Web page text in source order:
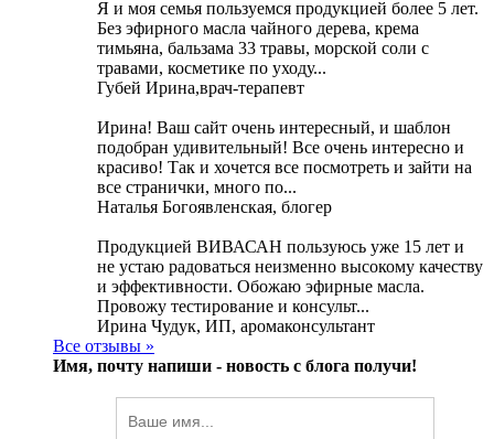
Я и моя семья пользуемся продукцией более 5 лет.
Без эфирного масла чайного дерева, крема
тимьяна, бальзама 33 травы, морской соли с
травами, косметике по уходу...
Губей Ирина,врач-терапевт
Ирина! Ваш сайт очень интересный, и шаблон
подобран удивительный! Все очень интересно и
красиво! Так и хочется все посмотреть и зайти на
все странички, много по...
Наталья Богоявленская, блогер
Продукцией ВИВАСАН пользуюсь уже 15 лет и
не устаю радоваться неизменно высокому качеству
и эффективности. Обожаю эфирные масла.
Провожу тестирование и консульт...
Ирина Чудук, ИП, аромаконсультант
Все отзывы »
Имя, почту напиши - новость с блога получи!